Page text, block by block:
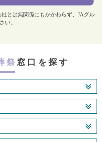
とは無関係にもかかわらず、JAグル
い。
祭 窓口を探す